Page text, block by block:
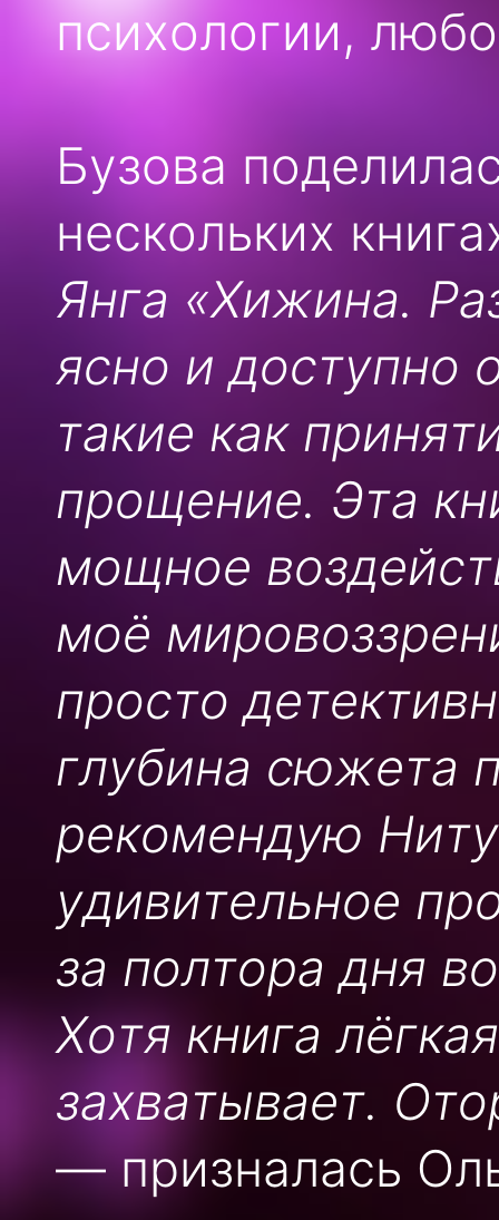
психологии,
Бузова
нескольких
Янга «Хижина.
ясно и доступно
такие как
прощение. Эта
мощное
моё
просто
глубина сюжета
рекомендую
удивительное
за полтора дня
Хотя книга
захватывает.
— призналась